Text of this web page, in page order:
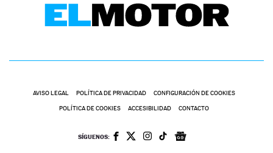
AVISO LEGAL POLÍTICA DE PRIVACIDAD CONFIGURACIÓN DE COOKIES
POLÍTICA DE COOKIES ACCESIBILIDAD CONTACTO
SÍGUENOS: